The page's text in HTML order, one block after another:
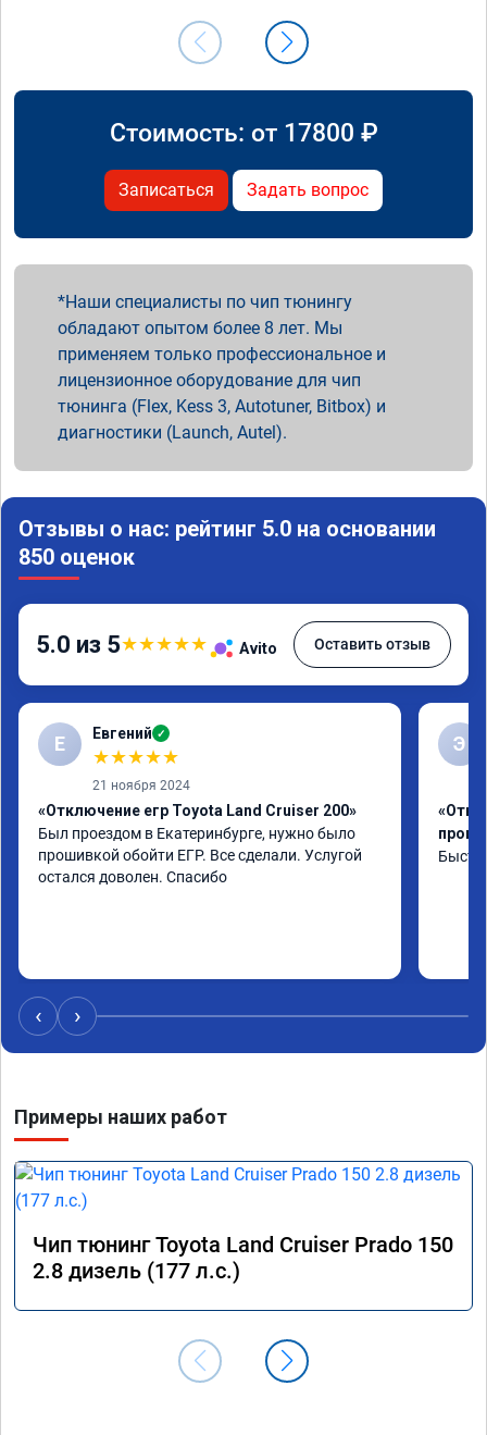
Стоимость: от 17800 ₽
Записаться Задать вопрос
Наши специалисты по чип тюнингу
обладают опытом более 8 лет. Мы
применяем только профессиональное и
лицензионное оборудование для чип
тюнинга (Flex, Kess 3, Autotuner, Bitbox) и
диагностики (Launch, Autel).
Отзывы о нас: рейтинг 5.0 на основании
850 оценок
5.0 из 5★★★★★ Avito Оставить отзыв
Е Евгений ✓
★★★★★
21 ноября 2024
«Отключение егр Toyota Land Cruiser 200»
Был проездом в Екатеринбурге, нужно было
прошивкой обойти ЕГР. Все сделали. Услугой
остался доволен. Спасибо
Э
‹ ›
Примеры наших работ
Чип тюнинг Toyota Land Cruiser Prado 150
2.8 дизель (177 л.с.)